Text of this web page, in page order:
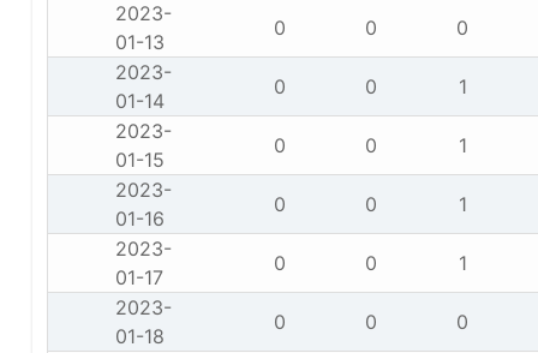
2023-
01-13
0 0
0
2023-
01-14
0 0
1
2023-
01-15
0 0
1
2023-
01-16
0 0
1
2023-
01-17
0 0
1
2023-
01-18
0 0
0